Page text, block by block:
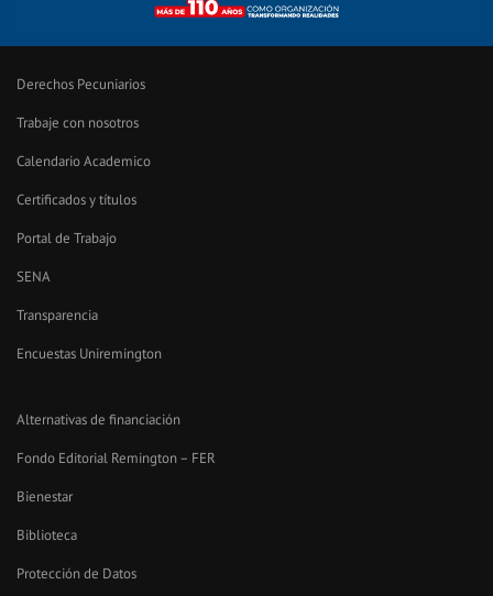
Derechos Pecuniarios
Trabaje con nosotros
Calendario Academico
Certificados y títulos
Portal de Trabajo
SENA
Transparencia
Encuestas Uniremington
Alternativas de financiación
Fondo Editorial Remington – FER
Bienestar
Biblioteca
Protección de Datos